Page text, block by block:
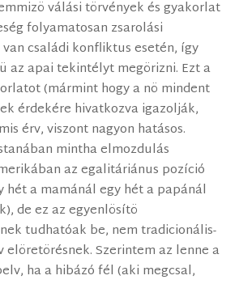
válási törvények és gyakorlat
folyamatosan zsarolási
családi konfliktus esetén, így
az apai tekintélyt megörizni. Ezt a
(mármint hogy a nö mindent
érdekére hivatkozva igazolják,
érv, viszont nagyon hatásos.
mintha elmozdulás
az egalitáriánus pozíció
hét a mamánál egy hét a papánál
de ez az egyenlösítö
tudhatóak be, nem tradicionális-
elöretörésnek. Szerintem az lenne a
ha a hibázó fél (aki megcsal,